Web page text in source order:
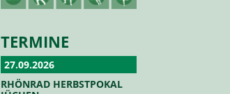
TERMINE
27.09.2026
RHÖNRAD HERBSTPOKAL